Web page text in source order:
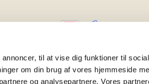
til at vise dig funktioner til
om din brug af vores hjemmeside
og analysepartnere. Vores